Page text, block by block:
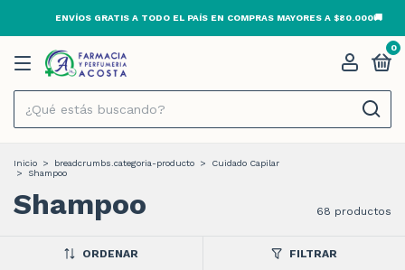
ABIERTO 24HS · TODOS LOS DÍAS
0
Inicio > breadcrumbs.categoria-producto >
Cuidado Capilar
>
Shampoo
Shampoo 68 productos
ORDENAR FILTRAR